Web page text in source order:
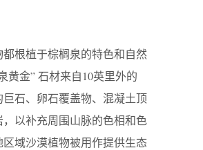
根植于棕榈泉的特色和自然
黄金” 石材来自10英里外的
石、卵石覆盖物、混凝土顶
以补充周围山脉的色相和色
域沙漠植物被用作提供生态